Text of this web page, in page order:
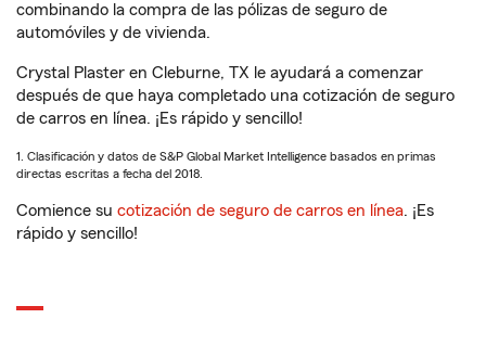
combinando la compra de las pólizas de seguro de
automóviles y de vivienda.
Crystal Plaster en Cleburne, TX le ayudará a comenzar
después de que haya completado una cotización de seguro
de carros en línea. ¡Es rápido y sencillo!
1. Clasificación y datos de S&P Global Market Intelligence basados en primas
directas escritas a fecha del 2018.
Comience su cotización de seguro de carros en línea. ¡Es
rápido y sencillo!